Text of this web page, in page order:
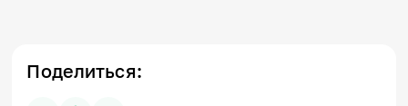
Поделиться: